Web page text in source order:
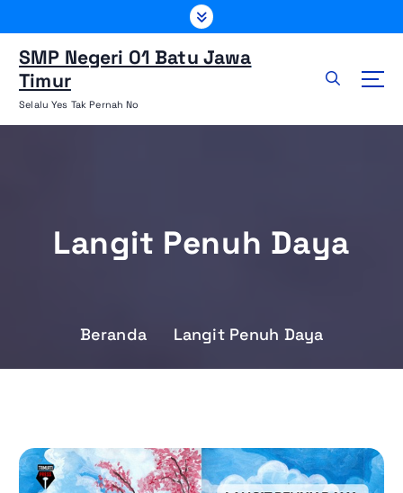
e
SMP Negeri 01 Batu Jawa
Timur
Selalu Yes Tak Pernah No
Langit Penuh Daya
Beranda Langit Penuh Daya